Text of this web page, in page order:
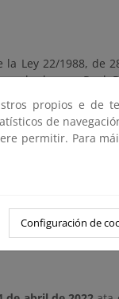
Ley 22/1988, de
por Real
autorización de
durante
tenga lugar la
las alegaciones
propios e de
de
permitir. Para
Configuración de